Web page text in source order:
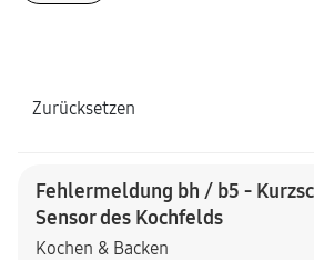
Zurücksetzen
Fehlermeldung bh / b5 -
Sensor des Kochfelds
Kochen & Backen